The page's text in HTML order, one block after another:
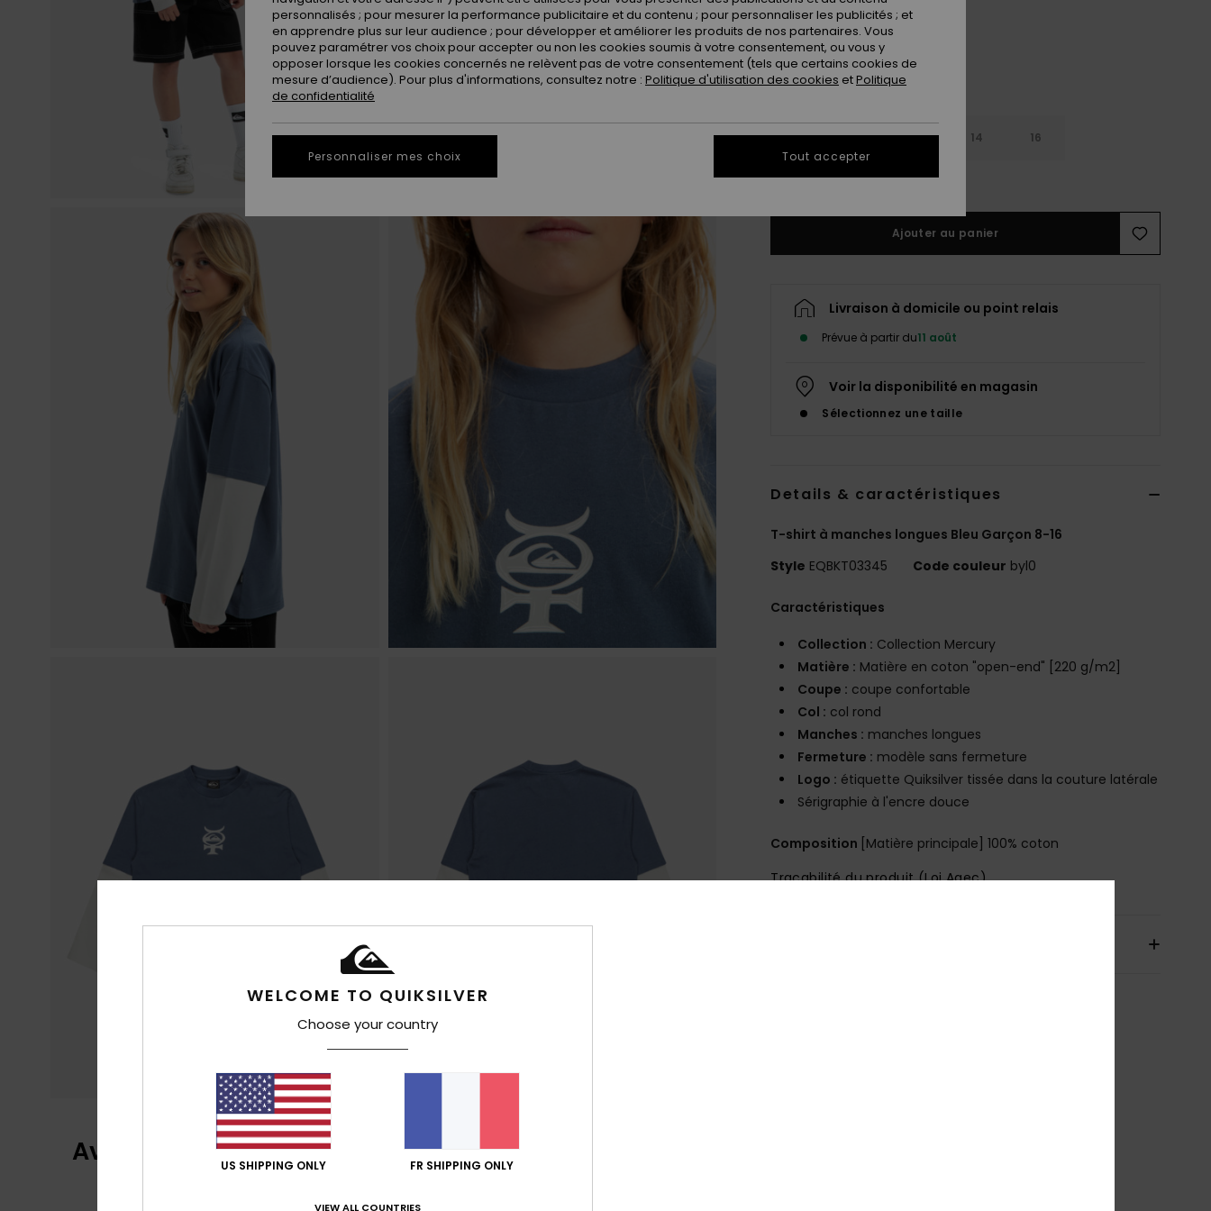
8 10 12 14 16
Voir le Guide des tailles
Ajouter au panier
Livraison à domicile ou point relais
Prévue à partir du11 août
Voir la disponibilité en magasin
Sélectionnez une taille
Details & caractéristiques
T-shirt à manches longues Bleu Garçon 8-16
Style EQBKT03345 Code couleur byl0
Caractéristiques
Collection : Collection Mercury
Matière : Matière en coton "open-end" [220 g/m2]
Coupe : coupe confortable
Col : col rond
Manches : manches longues
Fermeture : modèle sans fermeture
Logo : étiquette Quiksilver tissée dans la couture latérale
Sérigraphie à l'encre douce
Composition [Matière principale] 100% coton
Traçabilité du produit (Loi Agec)
Avis clients
WELCOME TO QUIKSILVER
Choose your country
US SHIPPING ONLY FR SHIPPING ONLY
VIEW ALL COUNTRIES
personnalisés ; pour mesurer la performance publicitaire et du contenu ; pour personnaliser les publicités ; et
en apprendre plus sur leur audience ; pour développer et améliorer les produits de nos partenaires. Vous
pouvez paramétrer vos choix pour accepter ou non les cookies soumis à votre consentement, ou vous y
opposer lorsque les cookies concernés ne relèvent pas de votre consentement (tels que certains cookies de
mesure d’audience). Pour plus d'informations, consultez notre : Politique d'utilisation des cookies etPolitique
de confidentialité
Personnaliser mes choix Tout accepter